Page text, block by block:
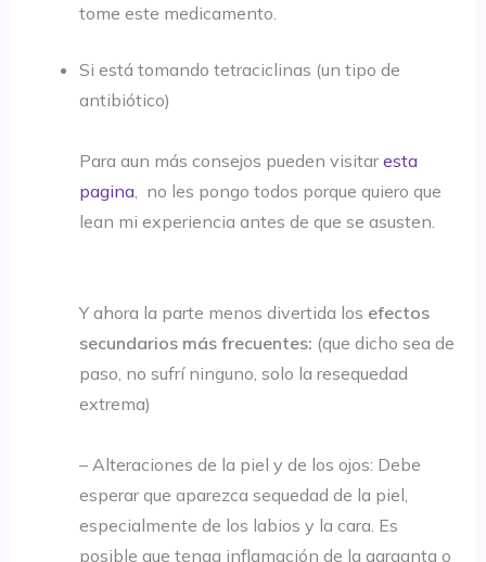
tome este medicamento.
Si está tomando tetraciclinas (un tipo de
antibiótico)
Para aun más consejos pueden visitaresta
pagina, no les pongo todos porque quiero que
lean mi experiencia antes de que se asusten.
Y ahora la parte menos divertida los efectos
secundarios más frecuentes: (que dicho sea de
paso, no sufrí ninguno, solo la resequedad
extrema)
– Alteraciones de la piel y de los ojos: Debe
esperar que aparezca sequedad de la piel,
especialmente de los labios y la cara. Es
posible que tenga inflamación de la garganta o